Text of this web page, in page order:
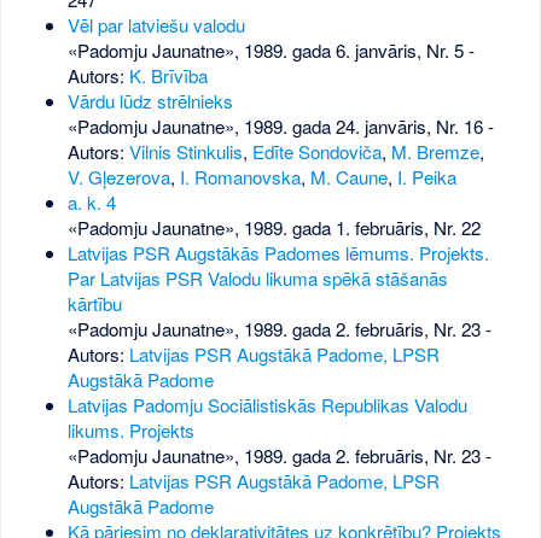
Vēl par latviešu valodu
«Padomju Jaunatne», 1989. gada 6. janvāris, Nr. 5-
Autors: K. Brīvība
Vārdu lūdz strēlnieks
«Padomju Jaunatne», 1989. gada 24. janvāris, Nr. 16-
Autors: Vilnis Stinkulis, Edīte Sondoviča, M. Bremze,
V. Gļezerova, I. Romanovska, M. Caune, I. Peika
a. k. 4
«Padomju Jaunatne», 1989. gada 1. februāris, Nr. 22
Latvijas PSR Augstākās Padomes lēmums. Projekts.
Par Latvijas PSR Valodu likuma spēkā stāšanās
kārtību
«Padomju Jaunatne», 1989. gada 2. februāris, Nr. 23-
Autors: Latvijas PSR Augstākā Padome, LPSR
Augstākā Padome
Latvijas Padomju Sociālistiskās Republikas Valodu
likums. Projekts
«Padomju Jaunatne», 1989. gada 2. februāris, Nr. 23-
Autors: Latvijas PSR Augstākā Padome, LPSR
Augstākā Padome
Kā pāriesim no deklarativitātes uz konkrētību? Projekts